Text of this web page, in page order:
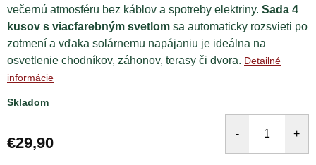
večernú atmosféru bez káblov a spotreby elektriny. Sada 4
kusov s viacfarebným svetlom sa automaticky rozsvieti po
zotmení a vďaka solárnemu napájaniu je ideálna na
osvetlenie chodníkov, záhonov, terasy či dvora. Detailné
informácie
Skladom
€29,90